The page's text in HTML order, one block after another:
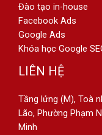
Đào tạo in-house
Facebook Ads
Google Ads
Khóa học Google
LIÊN HỆ
Tầng lửng (M), Toà
Lão, Phường Phạm
Minh